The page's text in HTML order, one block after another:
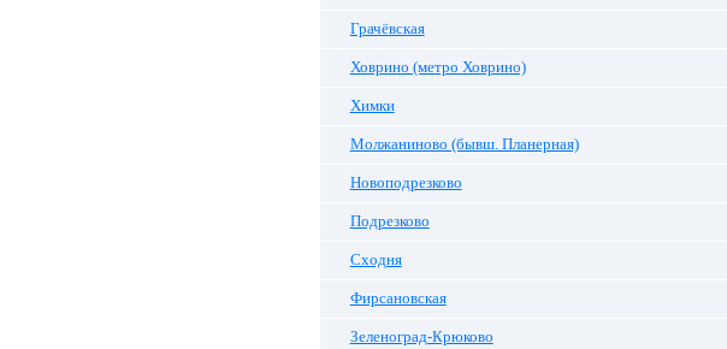
Грачёвская
Ховрино (метро Ховрино)
Химки
Молжаниново (бывш. Планерная)
Новоподрезково
Подрезково
Сходня
Фирсановская
Зеленоград-Крюково